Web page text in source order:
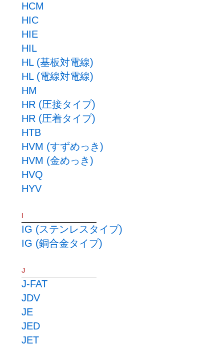
HCM
HIC
HIE
HIL
HL (基板対電線)
HL (電線対電線)
HM
HR (圧接タイプ)
HR (圧着タイプ)
HTB
HVM (すずめっき)
HVM (金めっき)
HVQ
HYV
I
IG (ステンレスタイプ)
IG (銅合金タイプ)
J
J-FAT
JDV
JE
JED
JET